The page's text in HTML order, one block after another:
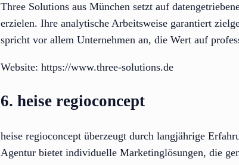
Three Solutions aus München setzt auf
erzielen. Ihre analytische Arbeitsweise garantiert
spricht vor allem Unternehmen an, die Wert auf
Website: https://www.three-solutions.de
6. heise regioconcept
heise regioconcept überzeugt durch langjährige
Agentur bietet individuelle Marketinglösungen, die